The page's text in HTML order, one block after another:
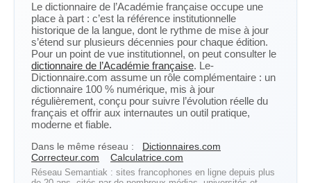
Le dictionnaire de l’Académie française occupe une
place à part : c’est la référence institutionnelle
historique de la langue, dont le rythme de mise à jour
s’étend sur plusieurs décennies pour chaque édition.
Pour un point de vue institutionnel, on peut consulter le
dictionnaire de l’Académie française. Le-
Dictionnaire.com assume un rôle complémentaire : un
dictionnaire 100 % numérique, mis à jour
régulièrement, conçu pour suivre l’évolution réelle du
français et offrir aux internautes un outil pratique,
moderne et fiable.
Dans le même réseau :
Dictionnaires.com
Correcteur.com
Calculatrice.com
Réseau Semantiak : sites francophones en ligne depuis plus